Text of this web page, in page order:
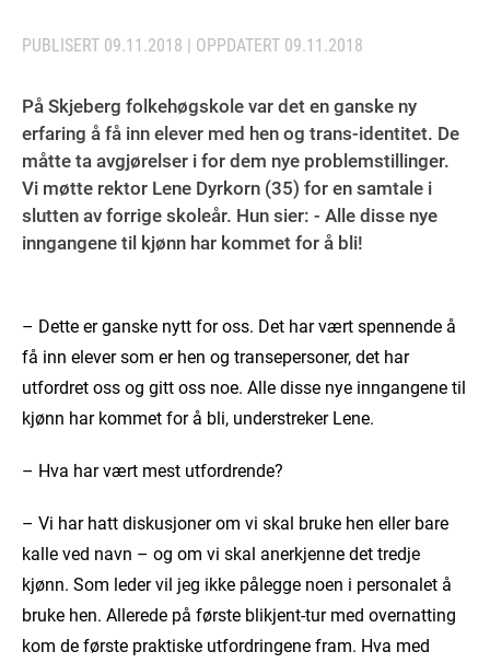
PUBLISERT 09.11.2018 | OPPDATERT 09.11.2018
På Skjeberg folkehøgskole var det en ganske ny
erfaring å få inn elever med hen og trans-identitet. De
måtte ta avgjørelser i for dem nye problemstillinger.
Vi møtte rektor Lene Dyrkorn (35) for en samtale i
slutten av forrige skoleår. Hun sier: - Alle disse nye
inngangene til kjønn har kommet for å bli!
– Dette er ganske nytt for oss. Det har vært spennende å
få inn elever som er hen og transepersoner, det har
utfordret oss og gitt oss noe. Alle disse nye inngangene til
kjønn har kommet for å bli, understreker Lene.
– Hva har vært mest utfordrende?
– Vi har hatt diskusjoner om vi skal bruke hen eller bare
kalle ved navn – og om vi skal anerkjenne det tredje
kjønn. Som leder vil jeg ikke pålegge noen i personalet å
bruke hen. Allerede på første blikjent-tur med overnatting
kom de første praktiske utfordringene fram. Hva med